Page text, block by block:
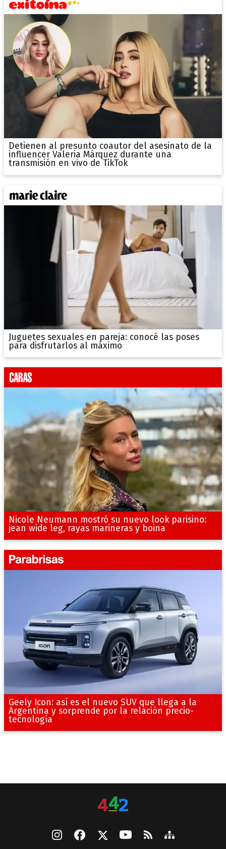
Detienen al presunto coautor del asesinato de la
influencer Valeria Márquez durante una
transmisión en vivo de TikTok
Juguetes sexuales en pareja: conocé las poses
para disfrutarlos al máximo
Nicole Neumann mostró su nuevo look parisino:
jean wide leg, rayas marineras y boina
Geely Icon: así es el nuevo SUV que llega a la
Argentina y sorprende por la relación precio-
tecnología